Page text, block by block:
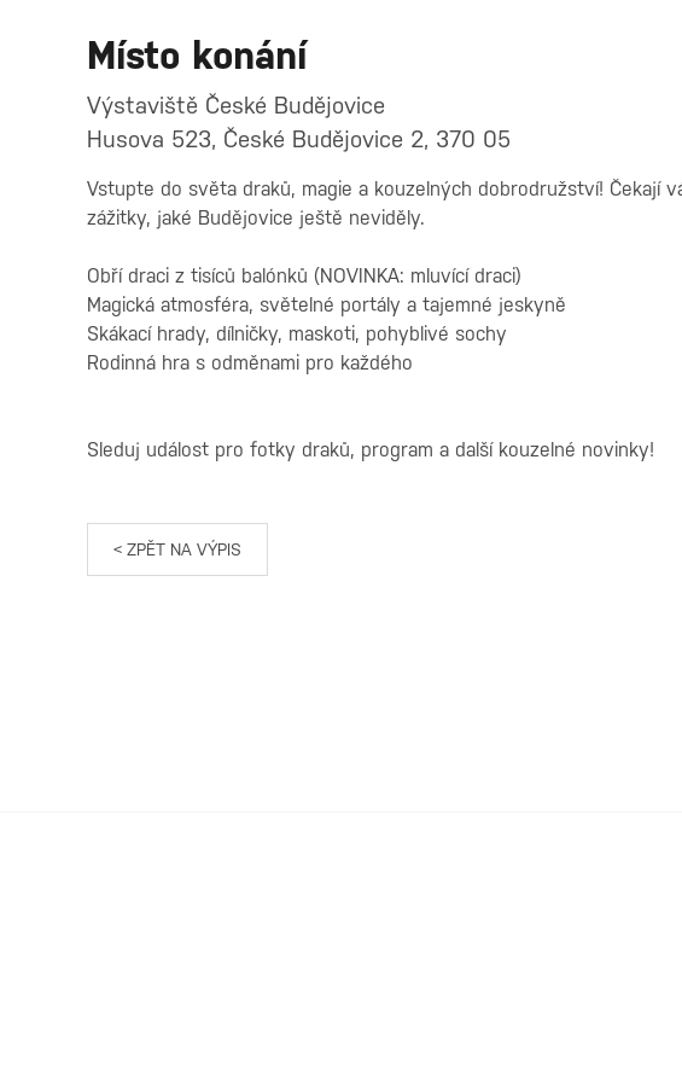
Místo konání
Výstaviště České Budějovice
Husova 523, České Budějovice 2, 370 05
Vstupte do světa draků, magie a kouzelných dobrodružství! Čekají
zážitky, jaké Budějovice ještě neviděly.
Obří draci z tisíců balónků (NOVINKA: mluvící draci)
Magická atmosféra, světelné portály a tajemné jeskyně
Skákací hrady, dílničky, maskoti, pohyblivé sochy
Rodinná hra s odměnami pro každého
Sleduj událost pro fotky draků, program a další kouzelné novinky!
< ZPĚT NA VÝPIS